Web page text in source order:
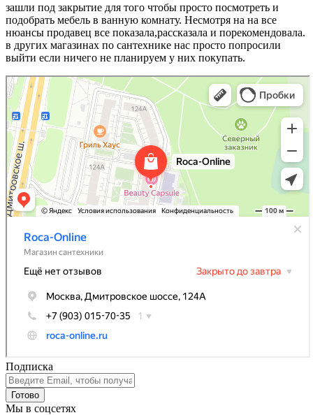
зашли под закрытие для того чтобы просто посмотреть и
подобрать мебель в ванную комнату. Несмотря на на все
нюансы продавец все показала,рассказала и порекомендовала.
в других магазинах по сантехнике нас просто попросили
выйти если ничего не планируем у них покупать.
Подписка
Готово
Мы в соцсетях